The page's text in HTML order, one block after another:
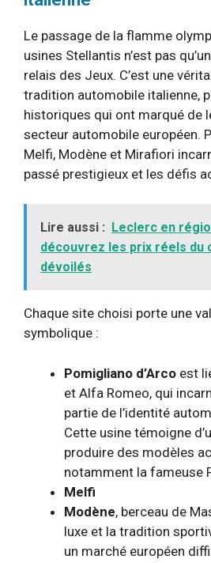
Le passage de la flamme
usines Stellantis n’est pas
relais des Jeux. C’est une
tradition automobile italienne,
historiques qui ont marqué de
secteur automobile européen.
Melfi, Modène et Mirafiori
passé prestigieux et les défis
Lire aussi : Leclerc en
découvrez les prix réels du
dévoilés
Chaque site choisi porte une
symbolique :
Pomigliano d’Arco est
et Alfa Romeo, qui
partie de l’identité
Cette usine témoigne
produire des modèles
notamment la fameuse
Melfi
Modène, berceau de
luxe et la tradition
un marché européen